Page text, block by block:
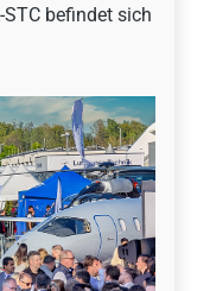
befindet sich